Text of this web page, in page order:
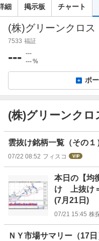
索
細 掲示板 チャート
(株)グリーンクロス
7533 福証
--- ---
---%
ポ
(株)グリーンクロ
ス
雲抜け銘柄一覧（その
07/22 08:52 フィスコ
本日の【均
け 上抜け
(7月21日)
07/21 15:45 株
ＮＹ市場サマリー（17